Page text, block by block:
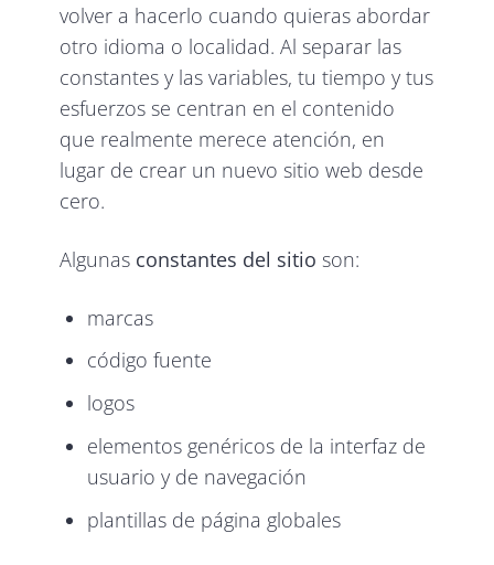
volver a hacerlo cuando quieras abordar
otro idioma o localidad. Al separar las
constantes y las variables, tu tiempo y tus
esfuerzos se centran en el contenido
que realmente merece atención, en
lugar de crear un nuevo sitio web desde
cero.
Algunas constantes del sitio son:
marcas
código fuente
logos
elementos genéricos de la interfaz de
usuario y de navegación
plantillas de página globales